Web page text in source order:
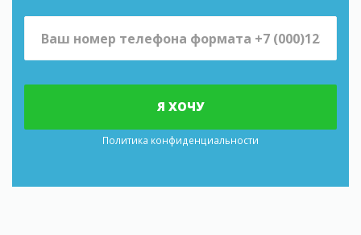
Я ХОЧУ
Политика конфиденциальности